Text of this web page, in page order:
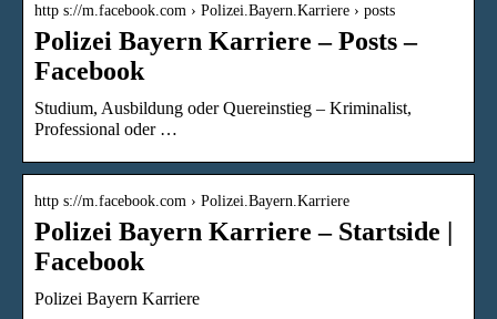
http s://m.facebook.com › Polizei.Bayern.Karriere › posts
Polizei Bayern Karriere – Posts –
Facebook
Studium, Ausbildung oder Quereinstieg – Kriminalist,
Professional oder …
http s://m.facebook.com › Polizei.Bayern.Karriere
Polizei Bayern Karriere – Startside |
Facebook
Polizei Bayern Karriere